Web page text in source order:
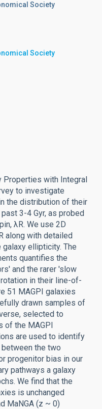
Society
Society
Properties with Integral
to investigate
the distribution of their
3-4 Gyr, as probed
λR. We use 2D
along with detailed
ellipticity. The
quantifies the
and the rarer 'slow
in their line-of-
51 MAGPI galaxies
drawn samples of
selected to
of the MAGPI
are used to identify
the two
progenitor bias in our
pathways a galaxy
We find that the
is unchanged
MaNGA (z ~ 0)